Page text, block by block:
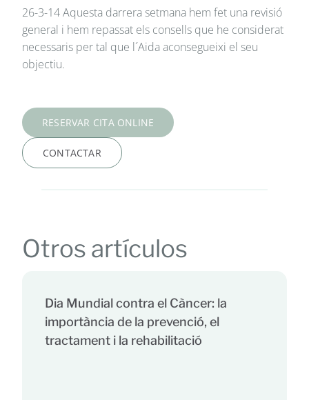
26-3-14 Aquesta darrera setmana hem fet una revisió
general i hem repassat els consells que he considerat
necessaris per tal que l´Aida aconsegueixi el seu
objectiu.
RESERVAR CITA ONLINE
CONTACTAR
Otros artículos
Dia Mundial contra el Càncer: la
importància de la prevenció, el
tractament i la rehabilitació